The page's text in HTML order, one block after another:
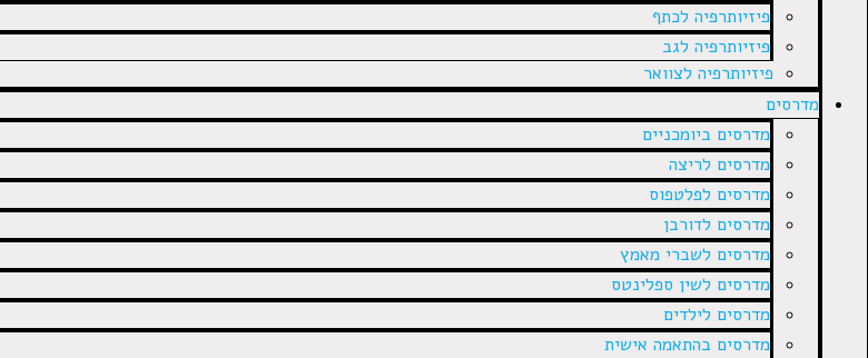
פיזיותרפיה לכתף
פיזיותרפיה לגב
פיזיותרפיה לצוואר
מדרסים
מדרסים ביומכניים
מדרסים לריצה
מדרסים לפלטפוס
מדרסים לדורבן
מדרסים לשברי מאמץ
מדרסים לשין ספלינטס
מדרסים לילדים
מדרסים בהתאמה אישית